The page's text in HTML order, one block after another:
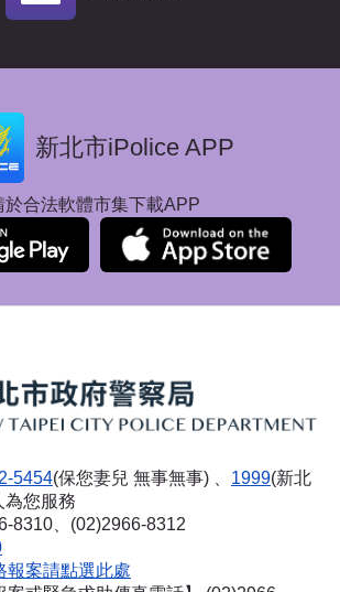
新北市iPolice APP
於合法軟體市集下載APP
5454(保您妻兒 無事無事) 、 1999(新北
為您服務
8310、(02)2966-8312
報案請點選此處